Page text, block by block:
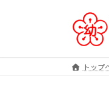
トップ